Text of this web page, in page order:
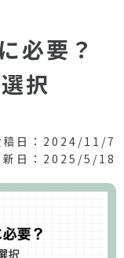
必要？
択
稿日：2024/11/7
新日：2025/5/18